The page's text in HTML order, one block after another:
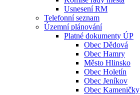
Usnesení RM
Telefonní seznam
Územní plánování
Platné dokumenty ÚP
Obec Dědová
Obec Hamry
Město Hlinsko
Obec Holetín
Obec Jeníkov
Obec Kameničky